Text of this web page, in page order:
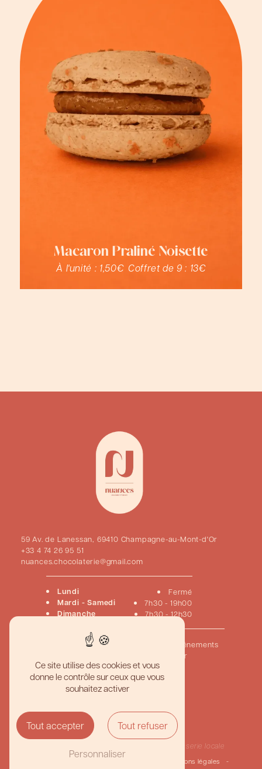
Macaron Praliné Noisette
À l'unité : 1,50€ Coffret de 9 : 13€
59 Av. de Lanessan, 69410 Champagne-au-Mont-d'Or
+33 4 74 26 95 51
nuances.chocolaterie@gmail.com
Lundi Fermé
Mardi - Samedi 7h30 - 19h00
Dimanche 7h30 - 12h30
PâtisseriesChocolats
Événements
Nous contacter
Pâtisserie artisanale haut de gamme
Meilleur gâteau personnalisé
Pâtisserie traditionnelle française
Chocolaterie artisanale de qualité
Création de desserts sur mesure
Pâtisserie et chocolaterie fine
Pâtisserie locale
Mentions légales
-
Ce site utilise des cookies et vous
donne le contrôle sur ceux que vous
souhaitez activer
Tout accepter Tout refuser
Personnaliser